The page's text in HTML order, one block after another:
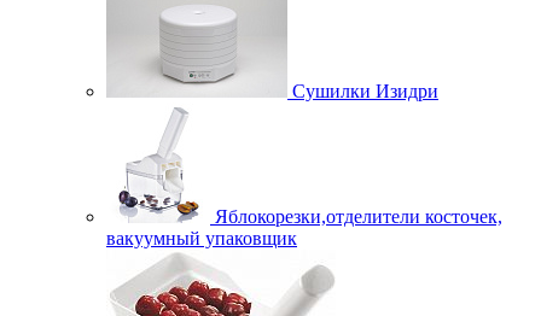
Сушилки Изидри
Яблокорезки,отделители косточек,
вакуумный упаковщик